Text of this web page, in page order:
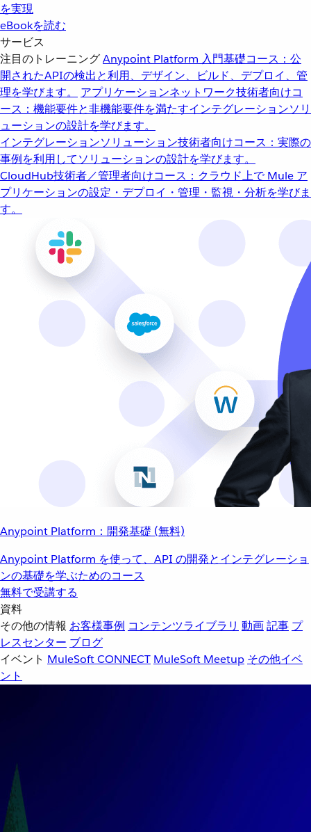
を実現
eBookを読む
サービス
注目のトレーニングAnypoint Platform 入門基礎コース：公
開されたAPIの検出と利用、デザイン、ビルド、デプロイ、管
理を学びます。
アプリケーションネットワーク技術者向けコ
ース：機能要件と非機能要件を満たすインテグレーションソリ
ューションの設計を学びます。
インテグレーションソリューション技術者向けコース：実際の
事例を利用してソリューションの設計を学びます。
CloudHub技術者／管理者向けコース：クラウド上で Mule ア
プリケーションの設定・デプロイ・管理・監視・分析を学びま
す。
Anypoint Platform：開発基礎 (無料)
Anypoint Platform を使って、API の開発とインテグレーショ
ンの基礎を学ぶためのコース
無料で受講する
資料
その他の情報 お客様事例 コンテンツライブラリ 動画記事 プ
レスセンター ブログ
イベント MuleSoft CONNECT MuleSoft Meetup その他イベ
ント